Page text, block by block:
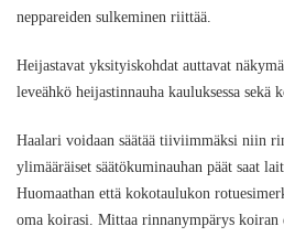
neppareiden sulkeminen riittää.
Heijastavat yksityiskohdat auttavat
leveähkö heijastinnauha kauluksessa
Haalari voidaan säätää tiiviimmäksi niin
ylimääräiset säätökuminauhan päät saat
Huomaathan että kokotaulukon
oma koirasi. Mittaa rinnanympärys koiran